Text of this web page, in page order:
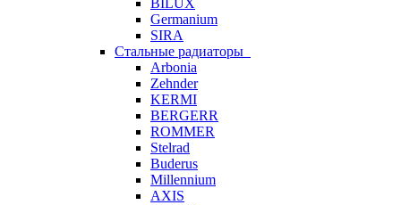
BILUX
Germanium
SIRA
Стальные радиаторы
Arbonia
Zehnder
KERMI
BERGERR
ROMMER
Stelrad
Buderus
Millennium
AXIS